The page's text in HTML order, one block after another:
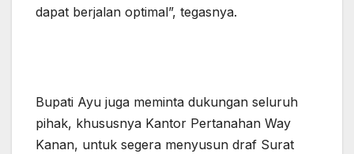
dapat berjalan optimal”, tegasnya.
Bupati Ayu juga meminta dukungan seluruh
pihak, khususnya Kantor Pertanahan Way
Kanan, untuk segera menyusun draf Surat